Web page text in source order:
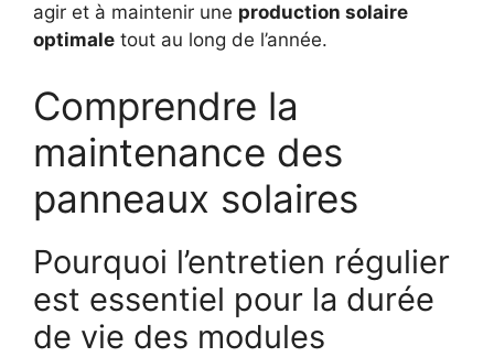
agir et à maintenir une production solaire
optimale tout au long de l’année.
Comprendre la
maintenance des
panneaux solaires
Pourquoi l’entretien régulier
est essentiel pour la durée
de vie des modules